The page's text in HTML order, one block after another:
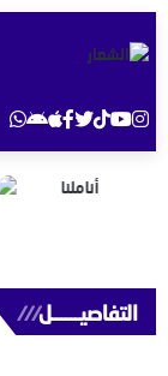
التفاصيــــــل///